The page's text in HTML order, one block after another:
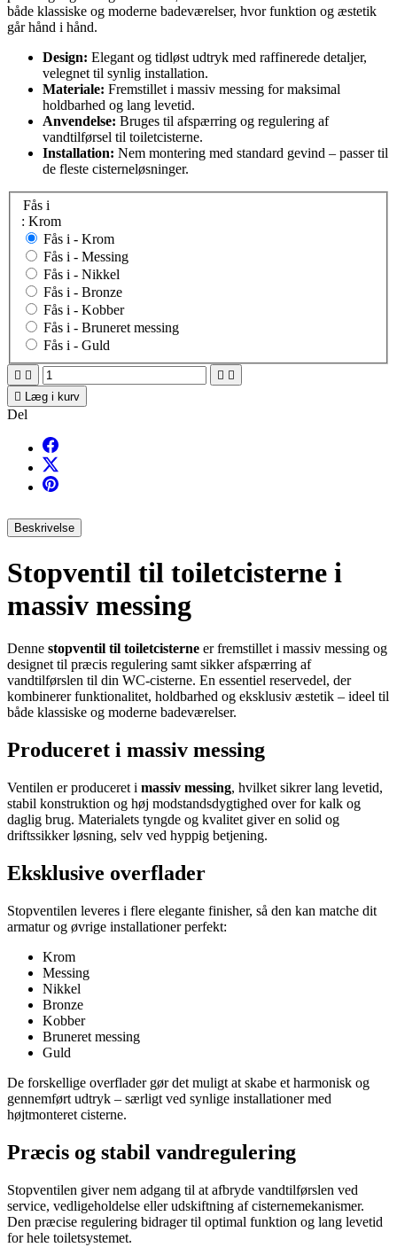
både klassiske og moderne badeværelser, hvor funktion og æstetik
går hånd i hånd.
Design: Elegant og tidløst udtryk med raffinerede detaljer,
velegnet til synlig installation.
Materiale: Fremstillet i massiv messing for maksimal
holdbarhed og lang levetid.
Anvendelse: Bruges til afspærring og regulering af
vandtilførsel til toiletcisterne.
Installation: Nem montering med standard gevind – passer til
de fleste cisterneløsninger.
Fås i
: Krom
Fås i - Krom
Fås i - Messing
Fås i - Nikkel
Fås i - Bronze
Fås i - Kobber
Fås i - Bruneret messing
Fås i - Guld
   
 Læg i kurv
Del
Beskrivelse
Stopventil til toiletcisterne i
massiv messing
Denne stopventil til toiletcisterne er fremstillet i massiv messing og
designet til præcis regulering samt sikker afspærring af
vandtilførslen til din WC-cisterne. En essentiel reservedel, der
kombinerer funktionalitet, holdbarhed og eksklusiv æstetik – ideel til
både klassiske og moderne badeværelser.
Produceret i massiv messing
Ventilen er produceret i massiv messing, hvilket sikrer lang levetid,
stabil konstruktion og høj modstandsdygtighed over for kalk og
daglig brug. Materialets tyngde og kvalitet giver en solid og
driftssikker løsning, selv ved hyppig betjening.
Eksklusive overflader
Stopventilen leveres i flere elegante finisher, så den kan matche dit
armatur og øvrige installationer perfekt:
Krom
Messing
Nikkel
Bronze
Kobber
Bruneret messing
Guld
De forskellige overflader gør det muligt at skabe et harmonisk og
gennemført udtryk – særligt ved synlige installationer med
højtmonteret cisterne.
Præcis og stabil vandregulering
Stopventilen giver nem adgang til at afbryde vandtilførslen ved
service, vedligeholdelse eller udskiftning af cisternemekanismer.
Den præcise regulering bidrager til optimal funktion og lang levetid
for hele toiletsystemet.